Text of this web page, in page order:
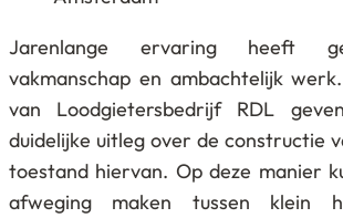
Jarenlange ervaring heeft
vakmanschap en ambachtelijk
van Loodgietersbedrijf RDL
duidelijke uitleg over de constructie
toestand hiervan. Op deze manier
afweging maken tussen klein